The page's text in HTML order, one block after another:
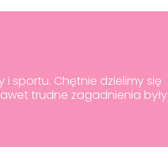
sportu. Chętnie dzielimy się
trudne zagadnienia były